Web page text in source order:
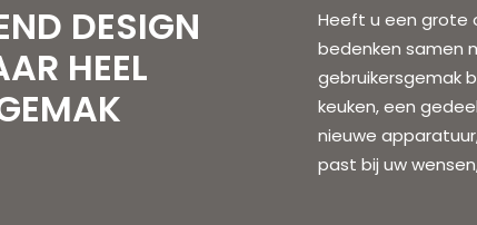
DESIGN
HEEL
Heeft u een grote
bedenken samen
gebruikersgemak
keuken, een
nieuwe
past bij uw